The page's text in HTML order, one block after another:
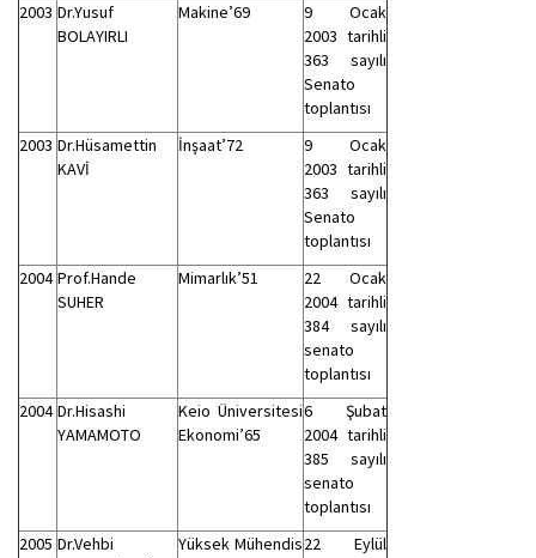
2003 Dr.Yusuf
BOLAYIRLI
Makine’69
9 Ocak
2003 tarihli
363 sayılı
Senato
toplantısı
2003 Dr.Hüsamettin
KAVİ
İnşaat’72
9 Ocak
2003 tarihli
363 sayılı
Senato
toplantısı
2004 Prof.Hande
SUHER
Mimarlık’51
22 Ocak
2004 tarihli
384 sayılı
senato
toplantısı
2004 Dr.Hisashi
YAMAMOTO
Keio Üniversitesi
Ekonomi’65
6 Şubat
2004 tarihli
385 sayılı
senato
toplantısı
2005 Dr.Vehbi
Yüksek Mühendis22 Eylül